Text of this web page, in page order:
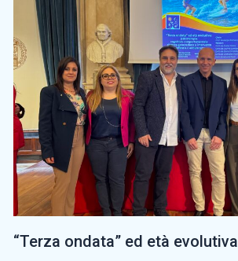
“Terza ondata” ed età evolutiva